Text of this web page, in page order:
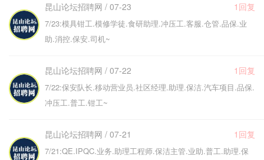
昆山论坛招聘网 / 07-23 1回复
7/23:模具钳工.模修学徒.食研助理.冲压工.客服.仓管.品保.业
助.消控.保安.司机~
昆山论坛招聘网 / 07-22 1回复
7/22:保安队长.移动营业员.社区经理.助理.保洁.汽车项目.品保.
冲压工.普工.钳工~
昆山论坛招聘网 / 07-21 1回复
7/21:QE.IPQC.业务.助理工程师.保洁主管.业助.普工.助理.保